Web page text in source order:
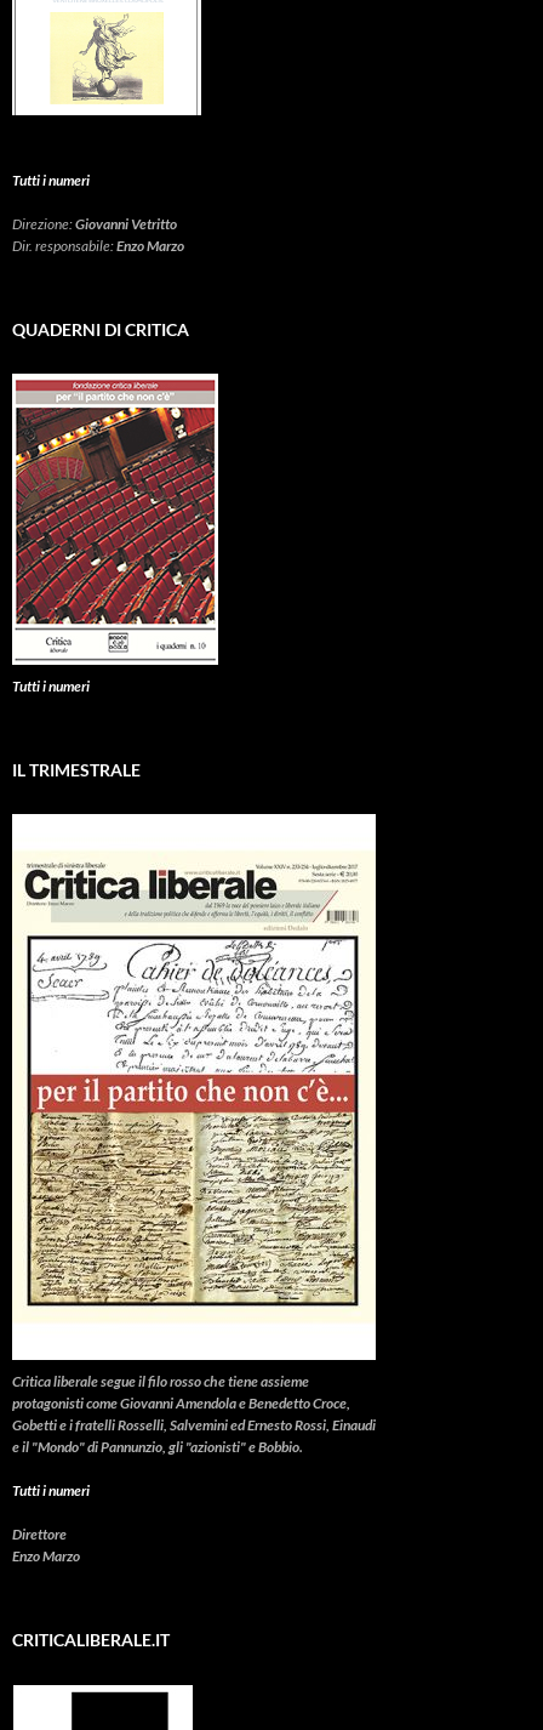
Tutti i numeri
Direzione:Giovanni Vetritto
Dir. responsabile:Enzo Marzo
QUADERNI DI CRITICA
Tutti i numeri
IL TRIMESTRALE
Critica liberalesegue il filo rosso che tiene assieme
protagonisti come Giovanni Amendola e Benedetto Croce,
Gobetti e i fratelli Rosselli, Salvemini ed Ernesto Rossi, Einaudi
e il "Mondo" di Pannunzio, gli "azionisti" e Bobbio.
Tutti i numeri
Direttore
Enzo Marzo
CRITICALIBERALE.IT